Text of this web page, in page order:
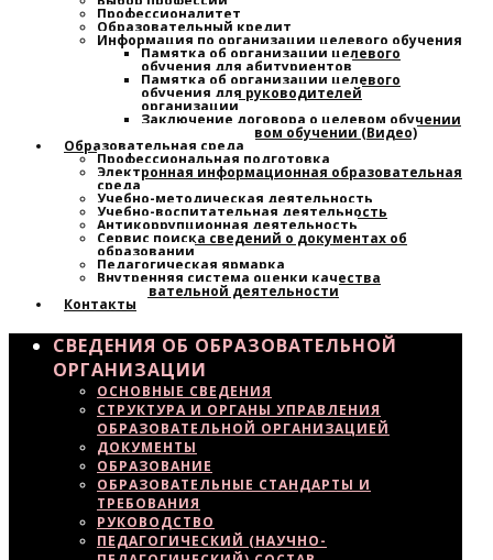
Профессионалитет
Образовательный кредит
Информация по организации целевого обучения
Памятка об организации целевого
обучения для абитуриентов
Памятка об организации целевого
обучения для руководителей
организации
Заключение договора о целевом обучении
Узнайте о целевом обучении (Видео)
Образовательная среда
Профессиональная подготовка
Электронная информационная образовательная
среда
Учебно-методическая деятельность
Учебно-воспитательная деятельность
Антикоррупционная деятельность
Сервис поиска сведений о документах об
образовании
Педагогическая ярмарка
Внутренняя система оценки качества
образовательной деятельности
Контакты
СВЕДЕНИЯ ОБ ОБРАЗОВАТЕЛЬНОЙ
ОРГАНИЗАЦИИ
ОСНОВНЫЕ СВЕДЕНИЯ
СТРУКТУРА И ОРГАНЫ УПРАВЛЕНИЯ
ОБРАЗОВАТЕЛЬНОЙ ОРГАНИЗАЦИЕЙ
ДОКУМЕНТЫ
ОБРАЗОВАНИЕ
ОБРАЗОВАТЕЛЬНЫЕ СТАНДАРТЫ И
ТРЕБОВАНИЯ
РУКОВОДСТВО
ПЕДАГОГИЧЕСКИЙ (НАУЧНО-